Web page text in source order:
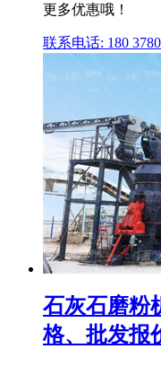
更多优惠哦！
联系电话: 180 3780
石灰石磨粉
格、批发报